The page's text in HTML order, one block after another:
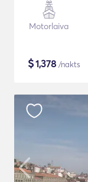
Motorlaiva
$1,378 /nakts